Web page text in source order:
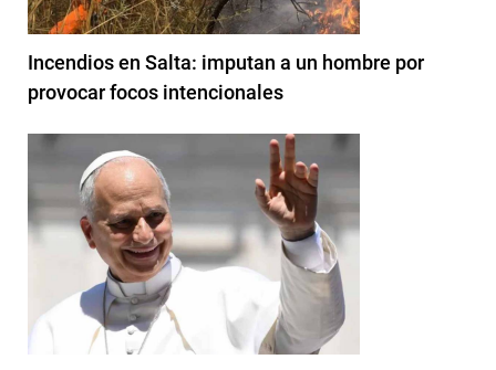
Incendios en Salta: imputan a un hombre por
provocar focos intencionales